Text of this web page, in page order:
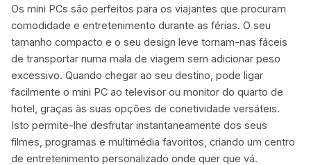
Os mini PCs são perfeitos para os viajantes que procuram
comodidade e entretenimento durante as férias. O seu
tamanho compacto e o seu design leve tornam-nas fáceis
de transportar numa mala de viagem sem adicionar peso
excessivo. Quando chegar ao seu destino, pode ligar
facilmente o mini PC ao televisor ou monitor do quarto de
hotel, graças às suas opções de conetividade versáteis.
Isto permite-lhe desfrutar instantaneamente dos seus
filmes, programas e multimédia favoritos, criando um centro
de entretenimento personalizado onde quer que vá.